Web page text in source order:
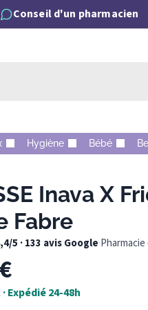
Conseil d'un pharmacien
Hygiène Bébé
Inava X
Fabre
5 · 133 avis Google·
€
Expédié 24-48h